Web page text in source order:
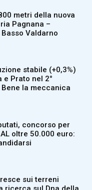
metri della nuova
Pagnana –
Valdarno
stabile (+0,3%)
e Prato nel 2°
la meccanica
concorso per
oltre 50.000 euro:
sui terreni